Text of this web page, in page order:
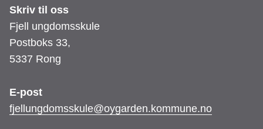
Skriv til oss
Fjell ungdomsskule
Postboks 33,
5337 Rong
E-post
fjellungdomsskule@oygarden.kommune.no